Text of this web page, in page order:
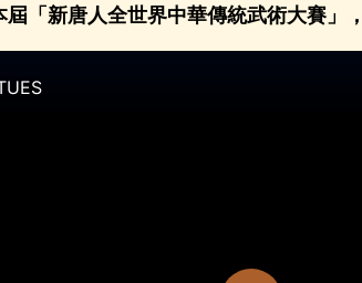
「新唐人全世界中華傳統武術大賽」